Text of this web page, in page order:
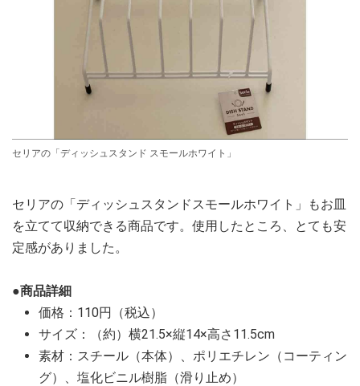
セリアの「ディッシュスタンド スモールホワイト」
セリアの「ディッシュスタンドスモールホワイト」もお皿
を立てて収納できる商品です。使用したところ、とても安
定感がありました。
●商品詳細
価格：110円（税込）
サイズ：（約）横21.5×縦14×高さ11.5cm
素材：スチール（本体）、ポリエチレン（コーティン
グ）、塩化ビニル樹脂（滑り止め）